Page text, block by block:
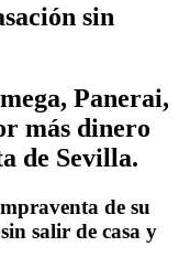
sin
Panerai,
más dinero
de Sevilla.
de su
salir de casa y